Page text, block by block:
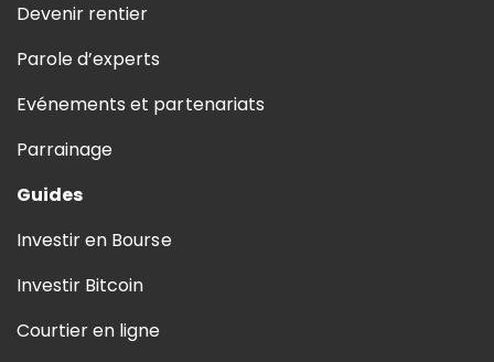
Devenir rentier
Parole d’experts
Evénements et partenariats
Parrainage
Guides
Investir en Bourse
Investir Bitcoin
Courtier en ligne